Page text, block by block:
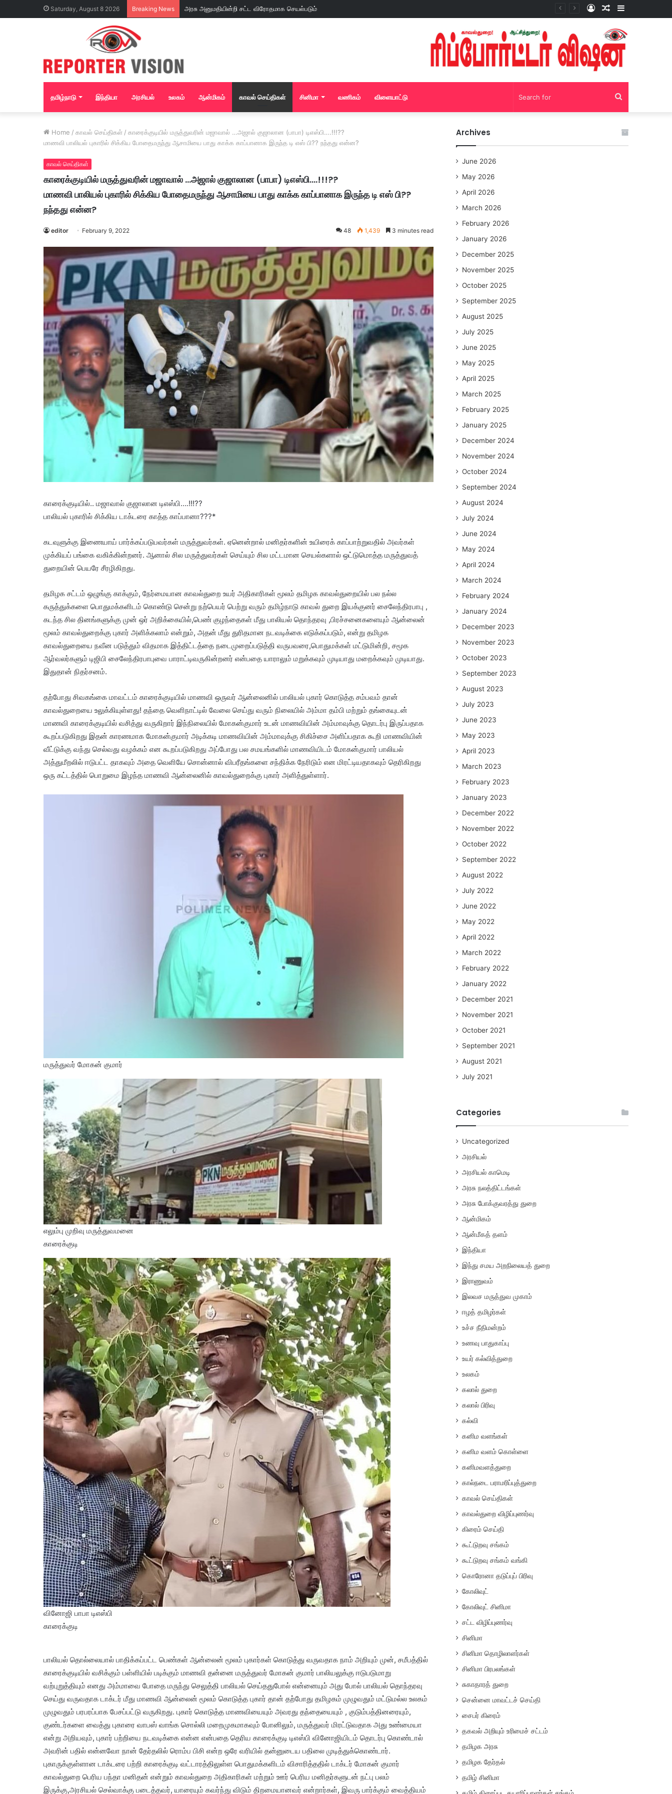
Saturday, August 8 2026 Breaking News Sidebar
Random
Log
தமிழ்நாடு இந்தியா அரசியல் உலகம் ஆன்மிகம் காவல் செய்திகள் சினிமா வணிகம் விளையாட்டு Search
Home / காவல் செய்திகள் / காரைக்குடியில் மருத்துவரின் மஜாவால் …அஜால் குஜாலான (பாபா) டிஎஸ்பி….!!!??
மாணவி பாலியல் புகாரில் சிக்கிய போதைமருந்து ஆசாமியை பாது காக்க காப்பானாக இருந்த டி எஸ் பி?? நந்தது என்ன?
காவல் செய்திகள்
காரைக்குடியில் மருத்துவரின் மஜாவால் …அஜால் குஜாலான (பாபா) டிஎஸ்பி….!!!??
மாணவி பாலியல் புகாரில் சிக்கிய போதைமருந்து ஆசாமியை பாது காக்க காப்பானாக இருந்த டி எஸ் பி??
நந்தது என்ன?
editor February 9, 2022 48 1,439 3 minutes read
காரைக்குடியில்.. மஜாவால் குஜாலான டிஎஸ்பி….!!!??
பாலியல் புகாரில் சிக்கிய டாக்டரை காத்த காப்பானா???*
கடவுளுக்கு இணையாய் பார்க்கப்படுபவர்கள் மருத்துவர்கள். ஏனென்றால் மனிதர்களின் உயிரைக் காப்பாற்றுவதில் அவர்கள்
முக்கியப் பங்கை வகிக்கின்றனர். ஆனால் சில மருத்துவர்கள் செய்யும் சில மட்டமான செயல்களால் ஒட்டுமொத்த மருத்துவத்
துறையின் பெயரே சீரழிகிறது.
தமிழக சட்டம் ஒழுங்கு காக்கும், நேர்மையான காவல்துறை உயர் அதிகாரிகள் மூலம் தமிழக காவல்துறையில் பல நல்ல
கருத்துக்களை பொதுமக்களிடம் கொண்டு சென்று நற்பெயர் பெற்று வரும் தமிழ்நாடு காவல் துறை இயக்குனர் சைலேந்திரபாபு ,
கடந்த சில தினங்களுக்கு முன் ஒர் அறிக்கையில்,பெண் குழந்தைகள் மீது பாலியல் தொந்தரவு ,பிரச்சனைகளையும் ஆன்லைன்
மூலம் காவல்துறைக்கு புகார் அளிக்கலாம் என்றும், அதன் மீது துரிதமான நடவடிக்கை எடுக்கப்படும், என்று தமிழக
காவல்துறையை நவீன படுத்தும் விதமாக இத்திட்டத்தை நடைமுறைப்படுத்தி வருபவரை,பொதுமக்கள் மட்டுமின்றி, சமூக
ஆர்வலர்களும் டிஜிபி சைலேந்திரபாபுவை பாராட்டிவருகின்றனர் என்பதை யாராலும் மறுக்கவும் முடியாது மறைக்கவும் முடியாது.
இதுதான் நிதர்சனம்.
தற்போது சிவகங்கை மாவட்டம் காரைக்குடியில் மாணவி ஒருவர் ஆன்லைனில் பாலியல் புகார் கொடுத்த சம்பவம் தான்
காவல்துறையை உலுக்கியுள்ளது! தந்தை வெளிநாட்டில் வேலை செய்து வரும் நிலையில் அம்மா தம்பி மற்றும் தங்கையுடன்
மாணவி காரைக்குடியில் வசித்து வருகிறார் இந்நிலையில் மோகன்குமார் உடன் மாணவியின் அம்மாவுக்கு தொடர்பு இருப்பதாக
கூறப்படுகிறது இதன் காரணமாக மோகன்குமார் அடிக்கடி மாணவியின் அம்மாவுக்கு சிகிச்சை அளிப்பதாக கூறி மாணவியின்
வீட்டுக்கு வந்து செல்வது வழக்கம் என கூறப்படுகிறது அப்போது பல சமயங்களில் மாணவியிடம் மோகன்குமார் பாலியல்
அத்துமீறலில் ஈடுபட்ட தாகவும் அதை வெளியே சொன்னால் விபரீதங்களை சந்திக்க நேரிடும் என மிரட்டியதாகவும் தெரிகிறது
ஒரு கட்டத்தில் பொறுமை இழந்த மாணவி ஆன்லைனில் காவல்துறைக்கு புகார் அளித்துள்ளார்.
மருத்துவர் மோகன் குமார்
எலும்பு முறிவு மருத்துவமனை
காரைக்குடி
வினோஜி பாபா டிஎஸ்பி
காரைக்குடி
பாலியல் தொல்லையால் பாதிக்கப்பட்ட பெண்கள் ஆன்லைன் மூலம் புகார்கள் கொடுத்து வருவதாக நாம் அறியும் முன், சமீபத்தில்
காரைக்குடியில் வசிக்கும் பள்ளியில் படிக்கும் மாணவி தன்னை மருத்துவர் மோகன் குமார் பாலியலுக்கு ஈடுபடுமாறு
வற்புறுத்தியும் எனது அம்மாவை போதை மருந்து செலுத்தி பாலியல் செய்ததுபோல் என்னையும் அது போல் பாலியல் தொந்தரவு
செய்து வருவதாக டாக்டர் மீது மாணவி ஆன்லைன் மூலம் கொடுத்த புகார் தான் தற்போது தமிழகம் முழுவதும் மட்டுமல்ல உலகம்
முழுவதும் பரபரப்பாக பேசப்பட்டு வருகிறது. புகார் கொடுத்த மாணவியையும் அவரது தந்தையையும் , குடும்பத்தினரையும்,
குண்டர்களை வைத்து புகாரை வாபஸ் வாங்க சொல்லி மறைமுகமாகவும் போனிலும், மருத்துவர் மிரட்டுவதாக அது உண்மையா
என்று அறியவும், புகார் பற்றியை நடவடிக்கை என்ன என்பதை தெரிய காரைக்குடி டிஎஸ்பி வினோஜியிடம் தொடர்பு கொண்டால்
அவரின் பதில் என்னவோ நான் தேர்தலில் ரொம்ப பிசி என்ற ஒரே வரியில் தன்னுடைய பதிலை முடித்துக்கொண்டார்.
புகாருக்குள்ளான டாக்டரை பற்றி காரைக்குடி வட்டாரத்திலுள்ள பொதுமக்களிடம் விசாரித்ததில் டாக்டர் மோகன் குமார்
காவல்துறை பெரிய பந்தா மனிதன் என்றும் காவல்துறை அதிகாரிகள் மற்றும் ஊர் பெரிய மனிதர்களுடன் நட்பு பலம்
இருக்கு,அரசியல் செல்வாக்கு படைத்தவர், யாரையும் கவர்ந்து விடும் திறமையானவர் என்றார்கள், இவரு பார்க்கும் வைத்தியம்
Archives
June 2026
May 2026
April 2026
March 2026
February 2026
January 2026
December 2025
November 2025
October 2025
September 2025
August 2025
July 2025
June 2025
May 2025
April 2025
March 2025
February 2025
January 2025
December 2024
November 2024
October 2024
September 2024
August 2024
July 2024
June 2024
May 2024
April 2024
March 2024
February 2024
January 2024
December 2023
November 2023
October 2023
September 2023
August 2023
July 2023
June 2023
May 2023
April 2023
March 2023
February 2023
January 2023
December 2022
November 2022
October 2022
September 2022
August 2022
July 2022
June 2022
May 2022
April 2022
March 2022
February 2022
January 2022
December 2021
November 2021
October 2021
September 2021
August 2021
July 2021
Categories
Uncategorized
அரசியல்
அரசியல் காமெடி
அரசு நலத்திட்டங்கள்
அரசு போக்குவரத்து துறை
ஆன்மிகம்
ஆன்மீகத் தளம்
இந்தியா
இந்து சமய அறநிலையத் துறை
இராணுவம்
இலவச மருத்துவ முகாம்
ஈழத் தமிழர்கள்
உச்ச நீதிமன்றம்
உணவு பாதுகாப்பு
உயர் கல்வித்துறை
உலகம்
கலால் துறை
கலால் பிரிவு
கல்வி
கனிம வளங்கள்
கனிம வளம் கொள்ளை
கனிமவளத்துறை
கால்நடை பராமரிப்புத்துறை
காவல் செய்திகள்
காவல்துறை விழிப்புணர்வு
கிரைம் செய்தி
கூட்டுறவு சங்கம்
கூட்டுறவு சங்கம் வங்கி
கொரோனா தடுப்புப் பிரிவு
கோலிவுட்
கோலிவுட் சினிமா
சட்ட விழிப்புணர்வு
சினிமா
சினிமா தொழிலாளர்கள்
சினிமா பிரபலங்கள்
சுகாதாரத் துறை
சென்னை மாவட்டச் செய்தி
சைபர் கிரைம்
தகவல் அறியும் உரிமைச் சட்டம்
தமிழக அரசு
தமிழக தேர்தல்
தமிழ் சினிமா